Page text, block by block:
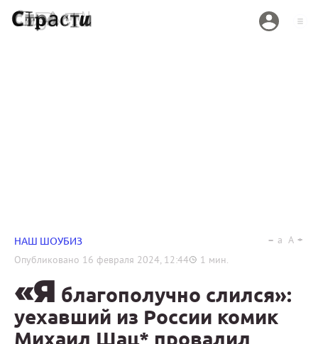
НАШ ШОУБИЗ
Опубликовано 16 февраля 2024, 12:44 1 мин.
a A
«Я благополучно слился»:
уехавший из России комик
Михаил Шац* провалил